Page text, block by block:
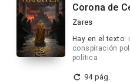
Corona de
Zares
Hay en el texto:
conspiración
política
94 pág.